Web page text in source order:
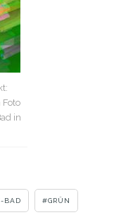
Foto
in
BAD GRÜN